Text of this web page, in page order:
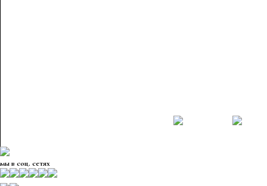
мы в соц. сетях